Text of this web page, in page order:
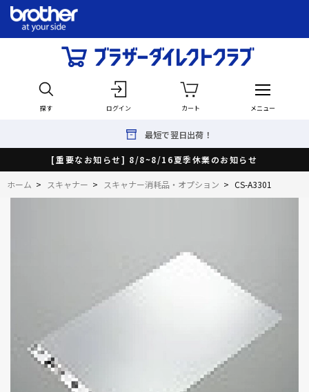
探す ログイン カート メニュー
最短で翌日出荷！
[重要なお知らせ] 8/8~8/16夏季休業のお知らせ
ホーム > スキャナー > スキャナー消耗品・オプション > CS-A3301